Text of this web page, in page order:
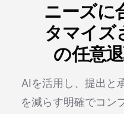
ニーズに
タマイズ
の任意
AIを活用し、提出と
を減らす明確でコン